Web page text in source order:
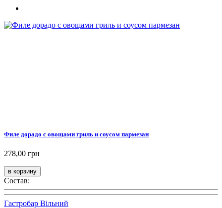
Филе дорадо с овощами гриль и соусом пармезан
278,00 грн
Состав:
Гастробар Вільний